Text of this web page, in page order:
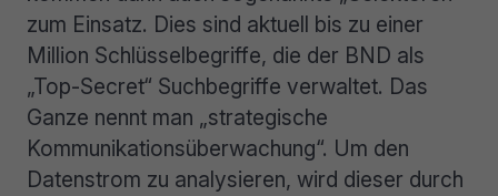
zum Einsatz. Dies sind aktuell bis zu einer
Million Schlüsselbegriffe, die der BND als
„Top-Secret“ Suchbegriffe verwaltet. Das
Ganze nennt man „strategische
Kommunikationsüberwachung“. Um den
Datenstrom zu analysieren, wird dieser durch